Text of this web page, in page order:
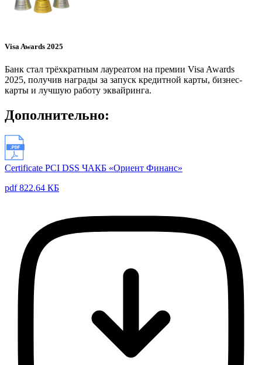
Visa Awards 2025
Банк стал трёхкратным лауреатом на премии Visa Awards
2025, получив награды за запуск кредитной карты, бизнес-
карты и лучшую работу эквайринга.
Дополнительно:
Certificate PCI DSS ЧАКБ «Ориент Финанс»
pdf 822.64 КБ